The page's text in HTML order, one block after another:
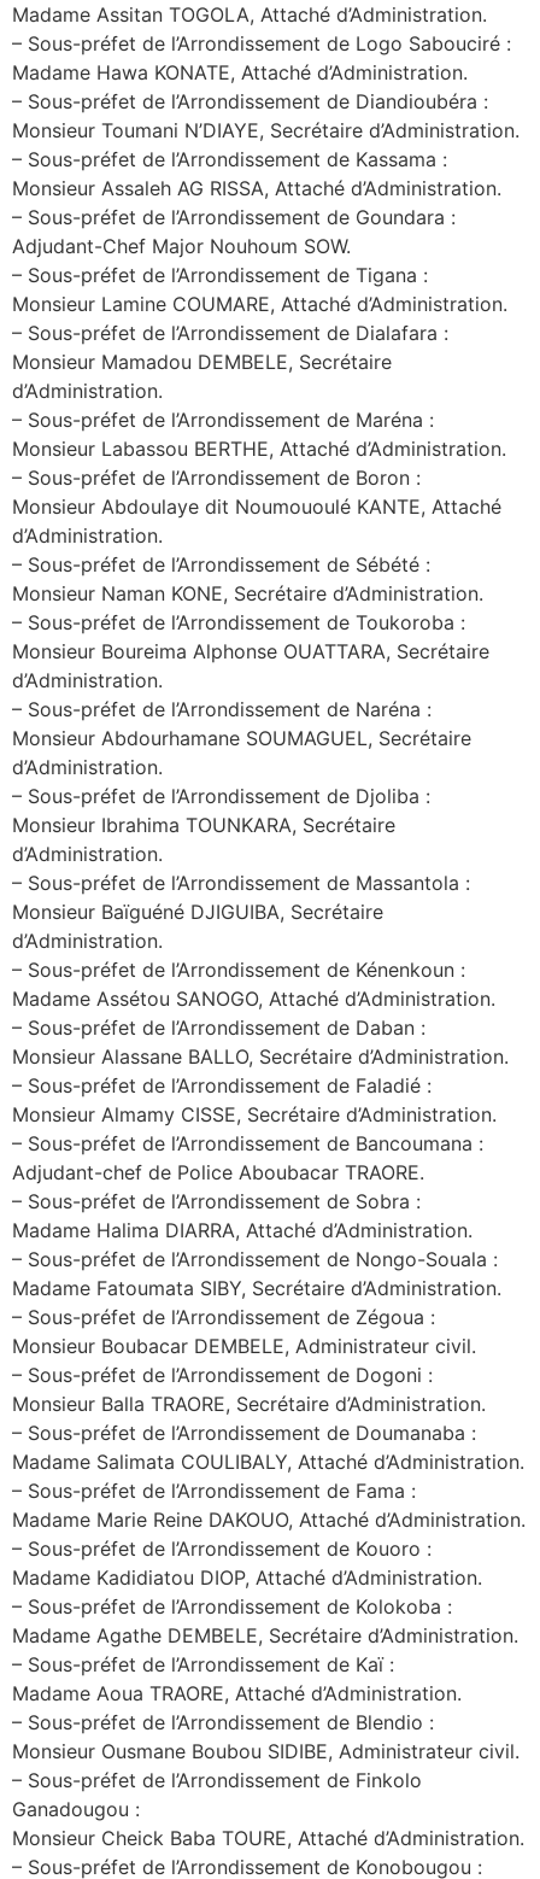
Madame Assitan TOGOLA, Attaché d’Administration.
– Sous-préfet de l’Arrondissement de Logo Sabouciré :
Madame Hawa KONATE, Attaché d’Administration.
– Sous-préfet de l’Arrondissement de Diandioubéra :
Monsieur Toumani N’DIAYE, Secrétaire d’Administration.
– Sous-préfet de l’Arrondissement de Kassama :
Monsieur Assaleh AG RISSA, Attaché d’Administration.
– Sous-préfet de l’Arrondissement de Goundara :
Adjudant-Chef Major Nouhoum SOW.
– Sous-préfet de l’Arrondissement de Tigana :
Monsieur Lamine COUMARE, Attaché d’Administration.
– Sous-préfet de l’Arrondissement de Dialafara :
Monsieur Mamadou DEMBELE, Secrétaire
d’Administration.
– Sous-préfet de l’Arrondissement de Maréna :
Monsieur Labassou BERTHE, Attaché d’Administration.
– Sous-préfet de l’Arrondissement de Boron :
Monsieur Abdoulaye dit Noumououlé KANTE, Attaché
d’Administration.
– Sous-préfet de l’Arrondissement de Sébété :
Monsieur Naman KONE, Secrétaire d’Administration.
– Sous-préfet de l’Arrondissement de Toukoroba :
Monsieur Boureima Alphonse OUATTARA, Secrétaire
d’Administration.
– Sous-préfet de l’Arrondissement de Naréna :
Monsieur Abdourhamane SOUMAGUEL, Secrétaire
d’Administration.
– Sous-préfet de l’Arrondissement de Djoliba :
Monsieur Ibrahima TOUNKARA, Secrétaire
d’Administration.
– Sous-préfet de l’Arrondissement de Massantola :
Monsieur Baïguéné DJIGUIBA, Secrétaire
d’Administration.
– Sous-préfet de l’Arrondissement de Kénenkoun :
Madame Assétou SANOGO, Attaché d’Administration.
– Sous-préfet de l’Arrondissement de Daban :
Monsieur Alassane BALLO, Secrétaire d’Administration.
– Sous-préfet de l’Arrondissement de Faladié :
Monsieur Almamy CISSE, Secrétaire d’Administration.
– Sous-préfet de l’Arrondissement de Bancoumana :
Adjudant-chef de Police Aboubacar TRAORE.
– Sous-préfet de l’Arrondissement de Sobra :
Madame Halima DIARRA, Attaché d’Administration.
– Sous-préfet de l’Arrondissement de Nongo-Souala :
Madame Fatoumata SIBY, Secrétaire d’Administration.
– Sous-préfet de l’Arrondissement de Zégoua :
Monsieur Boubacar DEMBELE, Administrateur civil.
– Sous-préfet de l’Arrondissement de Dogoni :
Monsieur Balla TRAORE, Secrétaire d’Administration.
– Sous-préfet de l’Arrondissement de Doumanaba :
Madame Salimata COULIBALY, Attaché d’Administration.
– Sous-préfet de l’Arrondissement de Fama :
Madame Marie Reine DAKOUO, Attaché d’Administration.
– Sous-préfet de l’Arrondissement de Kouoro :
Madame Kadidiatou DIOP, Attaché d’Administration.
– Sous-préfet de l’Arrondissement de Kolokoba :
Madame Agathe DEMBELE, Secrétaire d’Administration.
– Sous-préfet de l’Arrondissement de Kaï :
Madame Aoua TRAORE, Attaché d’Administration.
– Sous-préfet de l’Arrondissement de Blendio :
Monsieur Ousmane Boubou SIDIBE, Administrateur civil.
– Sous-préfet de l’Arrondissement de Finkolo
Ganadougou :
Monsieur Cheick Baba TOURE, Attaché d’Administration.
– Sous-préfet de l’Arrondissement de Konobougou :